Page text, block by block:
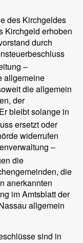
des Kirchgeldes
Kirchgeld erhoben
durch
–
allgemeine
die allgemein
der
Er bleibt solange in
ersetzt oder
widerrufen
–
die
die
anerkannten
im Amtsblatt der
allgemein
sind in